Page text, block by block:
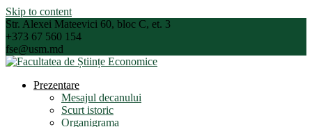
Skip to content
Str. Alexei Mateevici 60, bloc C, et. 3
+373 67 560 154
fse@usm.md
Prezentare
Mesajul decanului
Scurt istoric
Organigrama